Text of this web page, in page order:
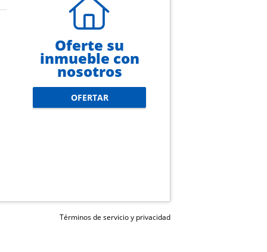
Oferte su
inmueble con
nosotros
OFERTAR
Términos de servicio y privacidad